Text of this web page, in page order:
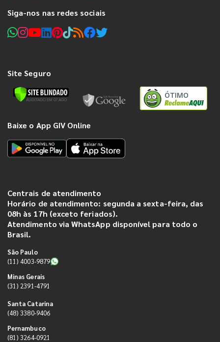
Siga-nos nas redes sociais
Site Seguro
ÓTIMO
Baixe o App GIV Online
Centrais de atendimento
Horário de atendimento: segunda a sexta-feira, das
08h às 17h (exceto feriados).
Atendimento via WhatsApp disponível para todo o
Brasil.
São Paulo
(11) 4003-9879
Minas Gerais
(31) 2391-4791
Santa Catarina
(48) 3380-9406
Pernambuco
(81) 3264-0921